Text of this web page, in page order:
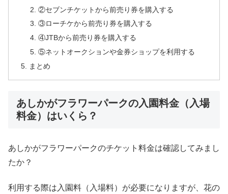
②セブンチケットから前売り券を購入する
③ローチケから前売り券を購入する
④JTBから前売り券を購入する
⑤ネットオークションや金券ショップを利用する
まとめ
あしかがフラワーパークの入園料金（入場
料金）はいくら？
あしかがフラワーパークのチケット料金は確認してみまし
たか？
利用する際は入園料（入場料）が必要になりますが、花の